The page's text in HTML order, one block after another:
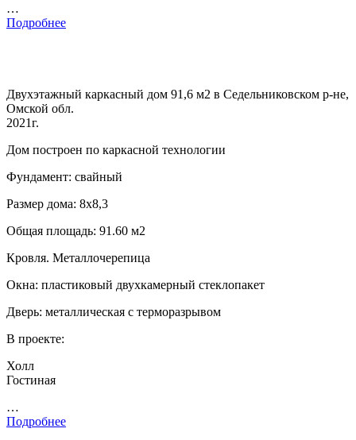
…
Подробнее
Двухэтажный каркасный дом 91,6 м2 в Седельниковском р-не,
Омской обл.
2021г.
Дом построен по каркасной технологии
Фундамент: свайный
Размер дома: 8х8,3
Общая площадь: 91.60 м2
Кровля. Металлочерепица
Окна: пластиковый двухкамерный стеклопакет
Дверь: металлическая с терморазрывом
В проекте:
Холл
Гостиная
…
Подробнее